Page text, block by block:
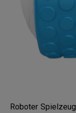
Roboter Spielzeug